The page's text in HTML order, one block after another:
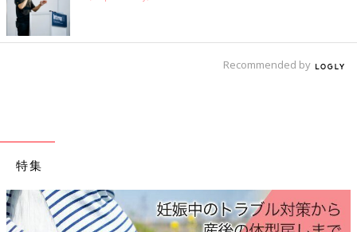
寝かしつけられる確率が高いです。
■6〜8ケ月：約2時間～2時間30分
6ケ月ごろになるとある程度、朝寝・昼寝・夕寝の時間が確立さ
■9ケ月〜1歳2ケ月：約2時間30分～4時間
一般的に9ケ月ごろに夕寝がなくなってきて、日中の睡眠は3回か
ら2回に移行していきます。夕寝がなくなったら活動時間が3時間
30分から最長で4時間になります。4時間を超えてしまうと疲れ
Recommended by
特集